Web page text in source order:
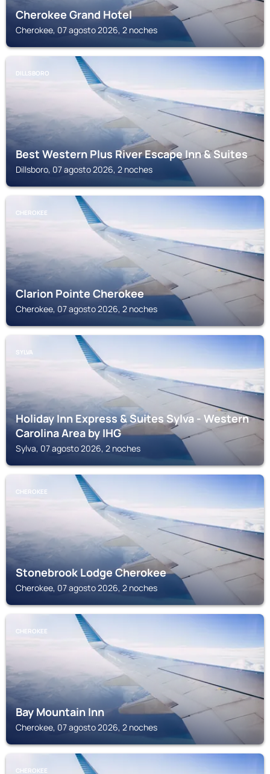
Cherokee Grand Hotel
Cherokee, 07 agosto 2026, 2 noches
DILLSBORO
Best Western Plus River Escape Inn & Suites
Dillsboro, 07 agosto 2026, 2 noches
CHEROKEE
Clarion Pointe Cherokee
Cherokee, 07 agosto 2026, 2 noches
SYLVA
Holiday Inn Express & Suites Sylva - Western
Carolina Area by IHG
Sylva, 07 agosto 2026, 2 noches
CHEROKEE
Stonebrook Lodge Cherokee
Cherokee, 07 agosto 2026, 2 noches
CHEROKEE
Bay Mountain Inn
Cherokee, 07 agosto 2026, 2 noches
CHEROKEE